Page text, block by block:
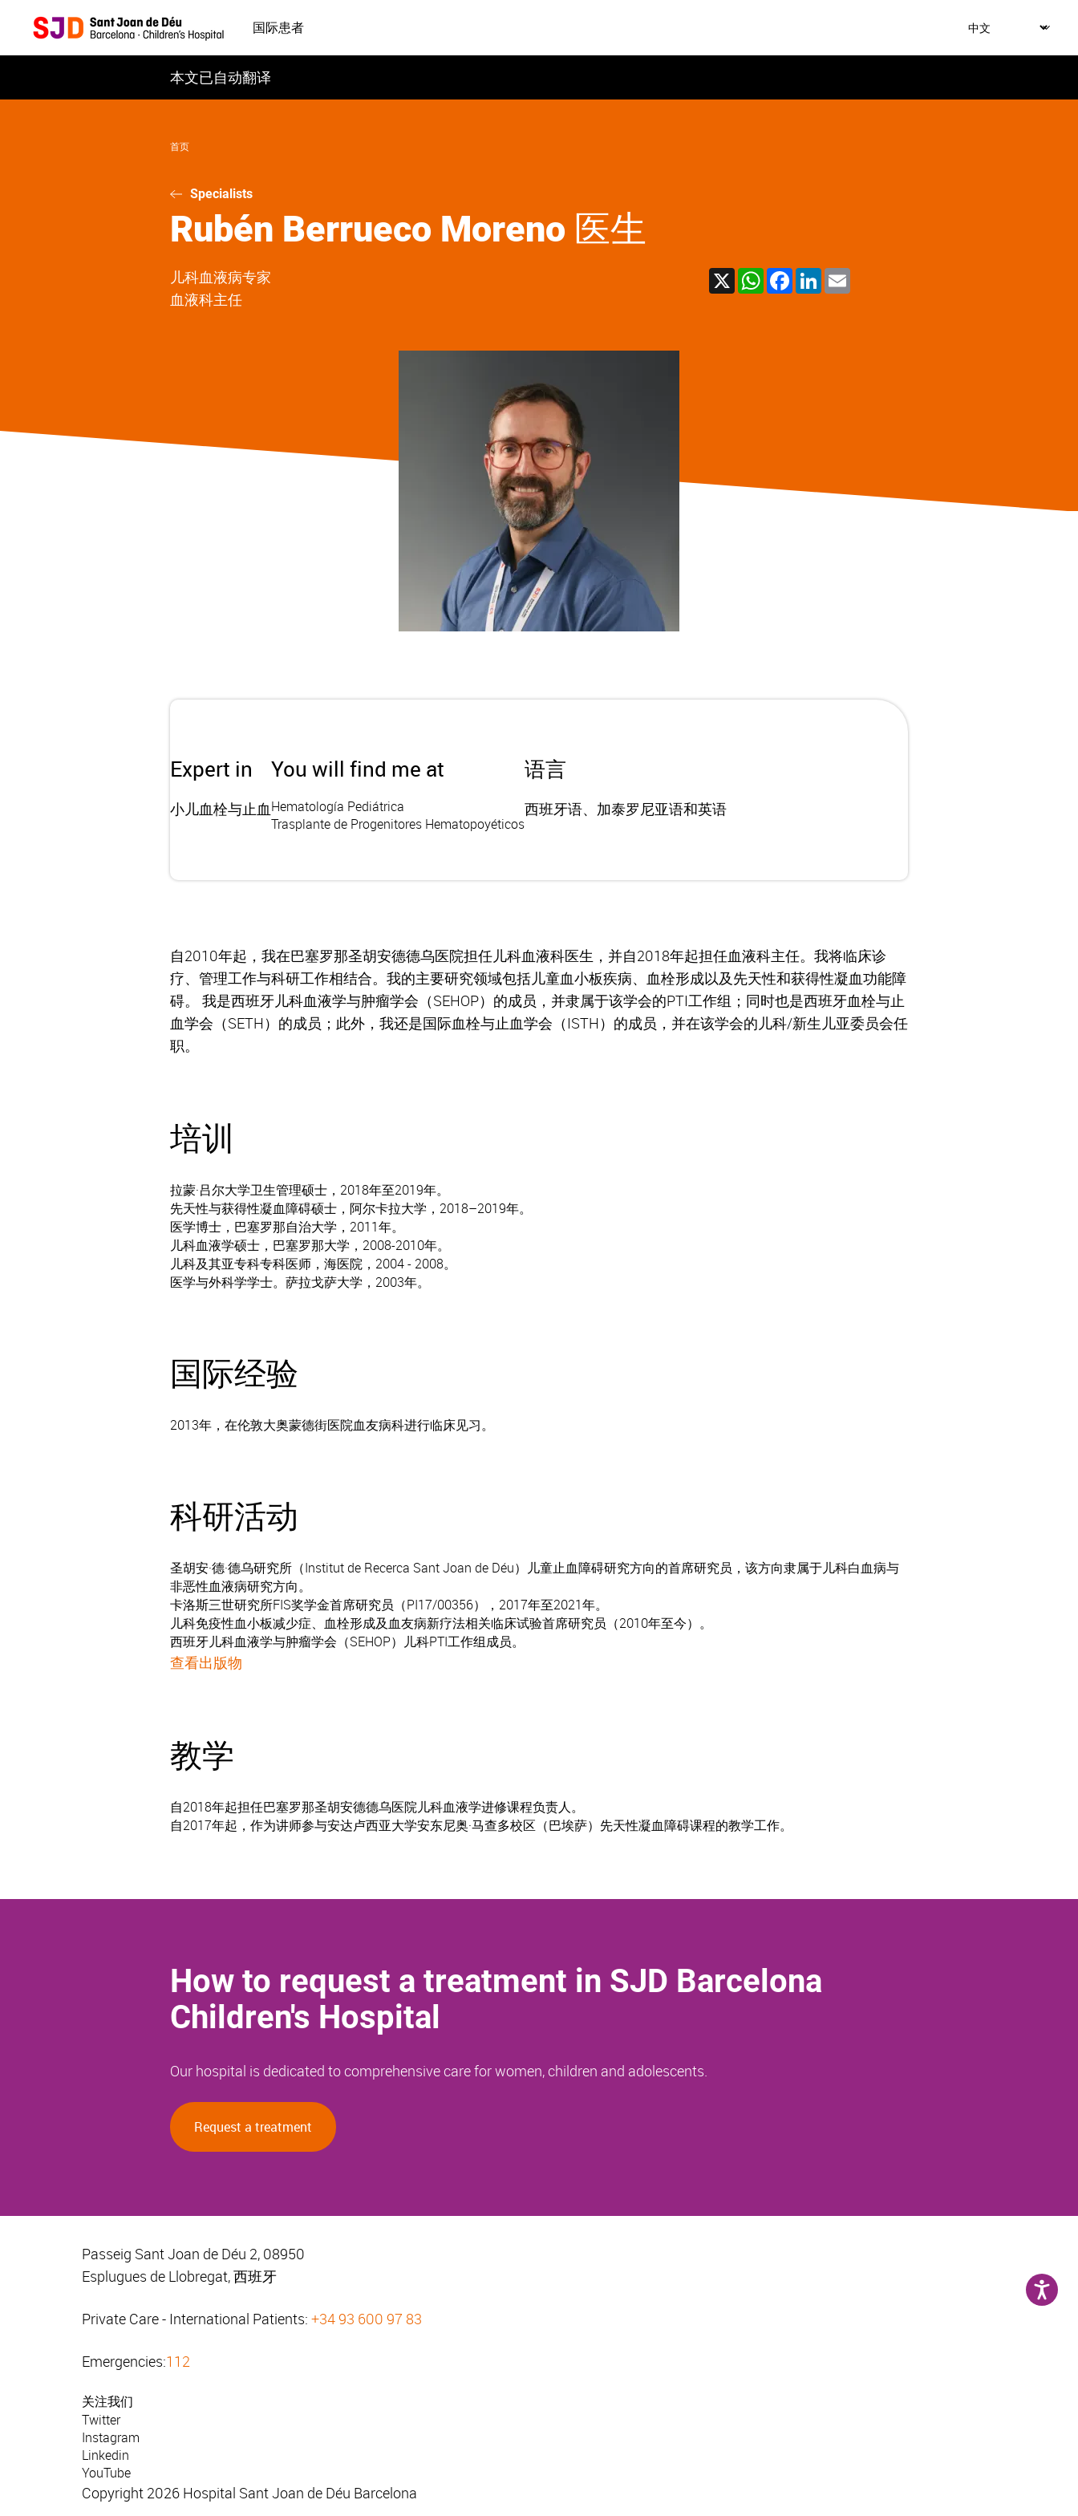
内
国际患者
本文已自动翻译
首页
Specialists
Rubén Berrueco Moreno 医生
儿科血液病专家
血液科主任
X WhatsAppFacebook
LinkedIn
Expert in
小儿血栓与止血
You will find me at
Hematología Pediátrica
Trasplante de Progenitores Hematopoyéticos
语言
西班牙语、加泰罗尼亚语和英语
自2010年起，我在巴塞罗那圣胡安德德乌医院担任儿科血液科医生，并自2018年起担任血液科主任。我将临床诊
疗、管理工作与科研工作相结合。我的主要研究领域包括儿童血小板疾病、血栓形成以及先天性和获得性凝血功能障
碍。 我是西班牙儿科血液学与肿瘤学会（SEHOP）的成员，并隶属于该学会的PTI工作组；同时也是西班牙血栓与止
血学会（SETH）的成员；此外，我还是国际血栓与止血学会（ISTH）的成员，并在该学会的儿科/新生儿亚委员会任
职。
培训
拉蒙·吕尔大学卫生管理硕士，2018年至2019年。
先天性与获得性凝血障碍硕士，阿尔卡拉大学，2018–2019年。
医学博士，巴塞罗那自治大学，2011年。
儿科血液学硕士，巴塞罗那大学，2008-2010年。
儿科及其亚专科专科医师，海医院，2004 - 2008。
医学与外科学学士。萨拉戈萨大学，2003年。
国际经验
2013年，在伦敦大奥蒙德街医院血友病科进行临床见习。
科研活动
圣胡安·德·德乌研究所（Institut de Recerca Sant Joan de Déu）儿童止血障碍研究方向的首席研究员，该方向隶属于儿科白血病与
非恶性血液病研究方向。
卡洛斯三世研究所FIS奖学金首席研究员（PI17/00356），2017年至2021年。
儿科免疫性血小板减少症、血栓形成及血友病新疗法相关临床试验首席研究员（2010年至今）。
西班牙儿科血液学与肿瘤学会（SEHOP）儿科PTI工作组成员。
查看出版物
教学
自2018年起担任巴塞罗那圣胡安德德乌医院儿科血液学进修课程负责人。
自2017年起，作为讲师参与安达卢西亚大学安东尼奥·马查多校区（巴埃萨）先天性凝血障碍课程的教学工作。
How to request a treatment in SJD Barcelona
Children's Hospital
Our hospital is dedicated to comprehensive care for women, children and adolescents.
Request a treatment
Passeig Sant Joan de Déu 2, 08950
Esplugues de Llobregat, 西班牙
Private Care - International Patients: +34 93 600 97 83
Emergencies:112
关注我们
Twitter
Instagram
Linkedin
YouTube
Copyright 2026 Hospital Sant Joan de Déu Barcelona